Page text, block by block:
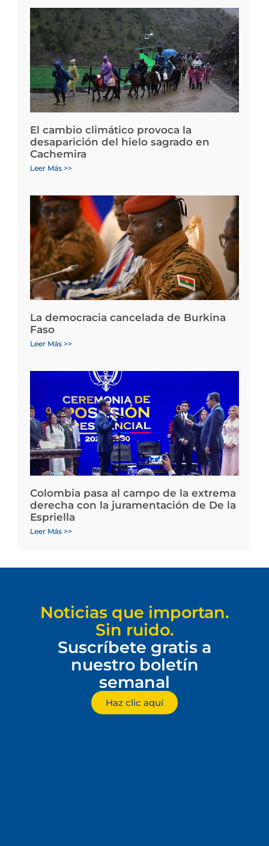
El cambio climático provoca la
desaparición del hielo sagrado en
Cachemira
Leer Más >>
La democracia cancelada de Burkina
Faso
Leer Más >>
Colombia pasa al campo de la extrema
derecha con la juramentación de De la
Espriella
Leer Más >>
Noticias que importan.
Sin ruido.
Suscríbete gratis a
nuestro boletín
semanal
Haz clic aquí